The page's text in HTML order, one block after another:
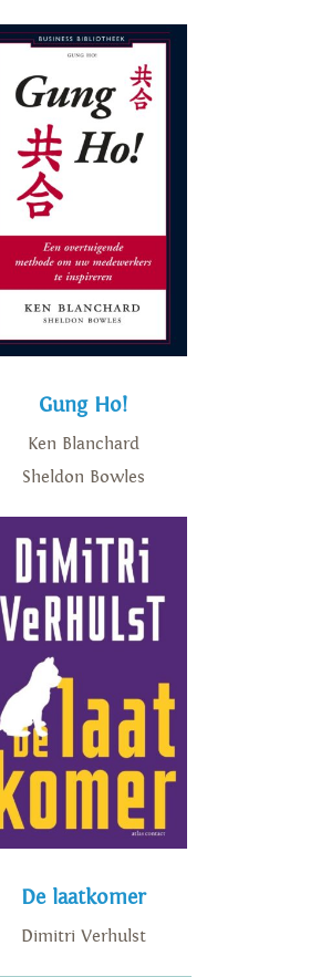
Gung Ho!
Ken Blanchard
Sheldon Bowles
De laatkomer
Dimitri Verhulst